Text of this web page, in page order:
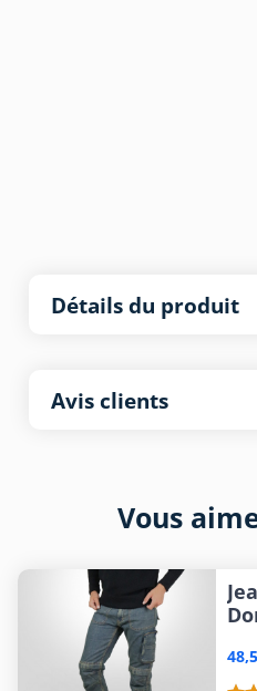
Détails du produit
Avis clients
Vous